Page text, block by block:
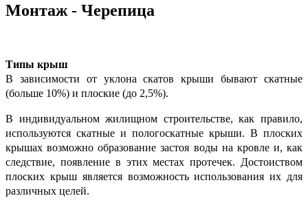
Монтаж - Черепица
Типы крыш
В зависимости от уклона скатов крыши бывают скатные
(больше 10%) и плоские (до 2,5%).
В индивидуальном жилищном строительстве, как правило,
используются скатные и пологоскатные крыши. В плоских
крышах возможно образование застоя воды на кровле и, как
следствие, появление в этих местах протечек. Достоиством
плоских крыш является возможность использования их для
различных целей.